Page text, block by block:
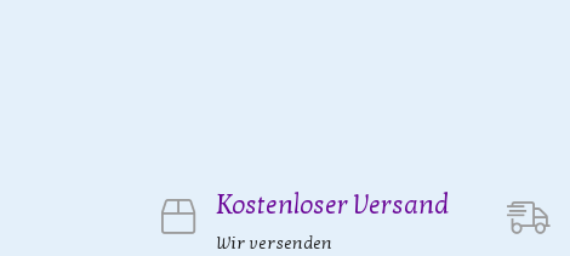
Kostenloser Versand
Wir versenden